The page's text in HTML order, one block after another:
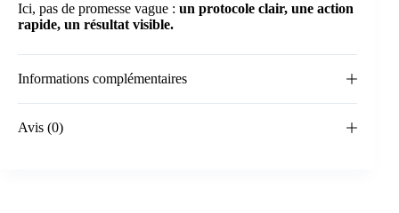
Ici, pas de promesse vague : un protocole clair, une action
rapide, un résultat visible.
Informations complémentaires
Avis (0)